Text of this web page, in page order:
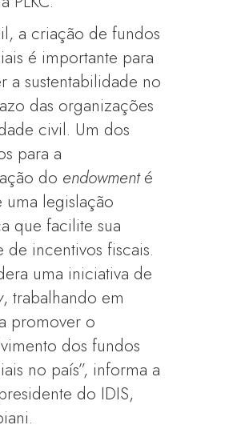
a criação de fundos
é importante para
a sustentabilidade no
das organizações
civil. Um dos
para a
do endowmenté
uma legislação
que facilite sua
de incentivos fiscais.
uma iniciativa de
, trabalhando em
promover o
dos fundos
no país”, informa a
do IDIS,